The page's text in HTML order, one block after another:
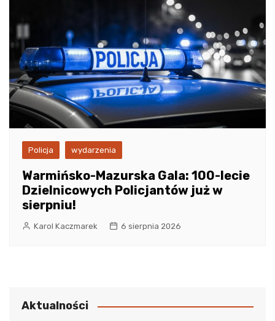
Policja wydarzenia
Warmińsko-Mazurska Gala: 100-lecie
Dzielnicowych Policjantów już w
sierpniu!
Karol Kaczmarek 6 sierpnia 2026
Aktualności